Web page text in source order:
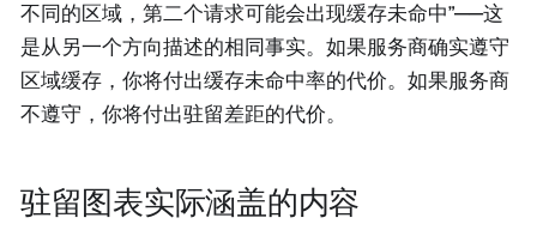
不同的区域，第二个请求可能会出现缓存未命中”——这
是从另一个方向描述的相同事实。如果服务商确实遵守
区域缓存，你将付出缓存未命中率的代价。如果服务商
不遵守，你将付出驻留差距的代价。
驻留图表实际涵盖的内容